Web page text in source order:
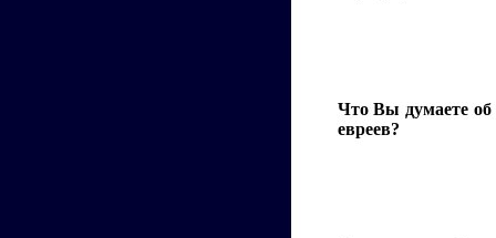
Что Вы думаете об
евреев?